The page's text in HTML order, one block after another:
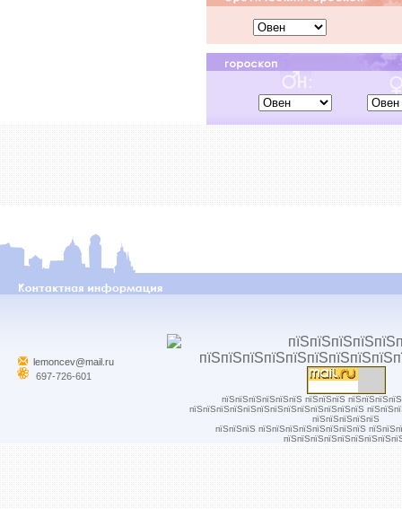
lemoncev@mail.ru
697-726-601
пїЅпїЅпїЅпїЅпїЅпїЅ пїЅпїЅпїЅ
пїЅпїЅпїЅпїЅпїЅпїЅпїЅпїЅпїЅпїЅпїЅпїЅпїЅ
пїЅпїЅпїЅпїЅпїЅ
пїЅпїЅпїЅ пїЅпїЅпїЅпїЅпїЅпїЅпїЅпїЅ